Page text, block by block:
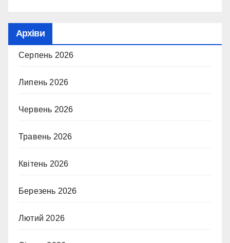
Архіви
Серпень 2026
Липень 2026
Червень 2026
Травень 2026
Квітень 2026
Березень 2026
Лютий 2026